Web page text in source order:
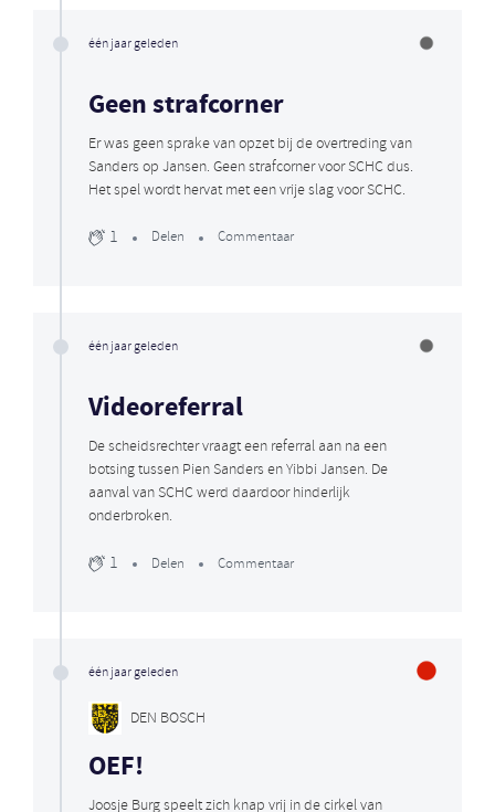
één jaar geleden
Geen strafcorner
Er was geen sprake van opzet bij de overtreding van
Sanders op Jansen. Geen strafcorner voor SCHC dus.
Het spel wordt hervat met een vrije slag voor SCHC.
1 Delen Commentaar
één jaar geleden
Videoreferral
De scheidsrechter vraagt een referral aan na een
botsing tussen Pien Sanders en Yibbi Jansen. De
aanval van SCHC werd daardoor hinderlijk
onderbroken.
1 Delen Commentaar
één jaar geleden
DEN BOSCH
OEF!
Joosje Burg speelt zich knap vrij in de cirkel van